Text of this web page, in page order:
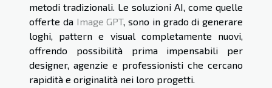
metodi tradizionali. Le soluzioni AI, come quelle
offerte da Image GPT, sono in grado di generare
loghi, pattern e visual completamente nuovi,
offrendo possibilità prima impensabili per
designer, agenzie e professionisti che cercano
rapidità e originalità nei loro progetti.